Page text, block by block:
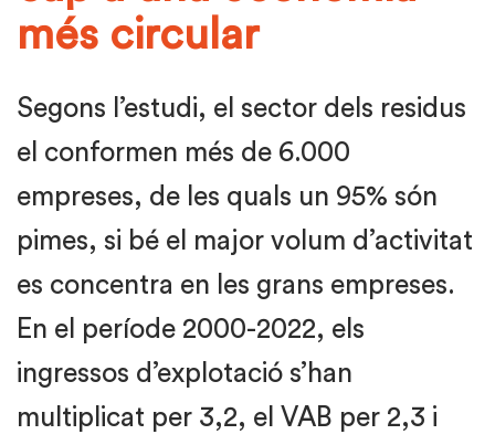
més circular
Segons l’estudi, el sector dels residus
el conformen més de 6.000
empreses, de les quals un 95% són
pimes, si bé el major volum d’activitat
es concentra en les grans empreses.
En el període 2000-2022, els
ingressos d’explotació s’han
multiplicat per 3,2, el VAB per 2,3 i